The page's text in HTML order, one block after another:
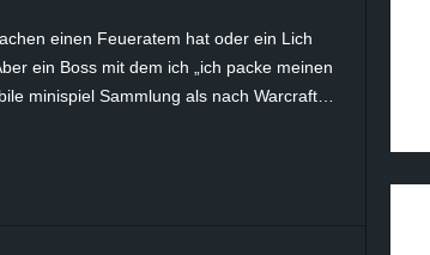
einen Feueratem hat oder ein Lich
ein Boss mit dem ich „ich packe meinen
minispiel Sammlung als nach Warcraft…